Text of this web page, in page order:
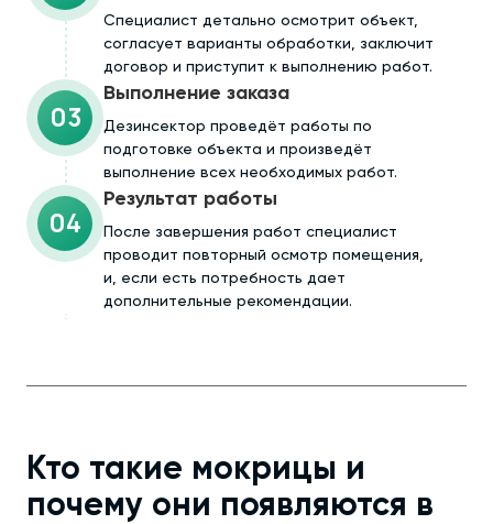
Cпециалист детально осмотрит объект,
согласует варианты обработки, заключит
договор и приступит к выполнению работ.
03
Выполнение заказа
Дезинсектор проведёт работы по
подготовке объекта и произведёт
выполнение всех необходимых работ.
04
Результат работы
После завершения работ специалист
проводит повторный осмотр помещения,
и, если есть потребность дает
дополнительные рекомендации.
Кто такие мокрицы и
почему они появляются в